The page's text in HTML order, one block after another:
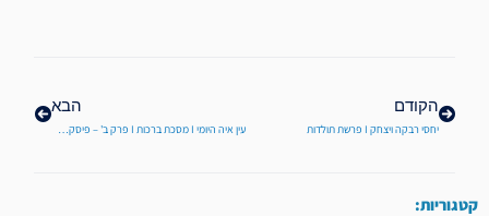
הקודם
יחסי רבקה ויצחק I פרשת תולדות
הבא
קטגוריות: